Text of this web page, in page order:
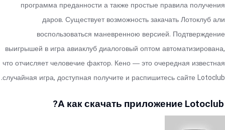
программа преданности а также простые правила получения
даров. Существует возможность закачать Лотоклуб али
воспользоваться маневренною версией. Подтверждение
выигрышей в игра авиаклуб диалоговый оптом автоматизирована,
что отчисляет человечие фактор. Кено — это очередная известная
случайная игра, доступная получите и распишитесь сайте Lotoclub.
А как скачать приложение Lotoclub?